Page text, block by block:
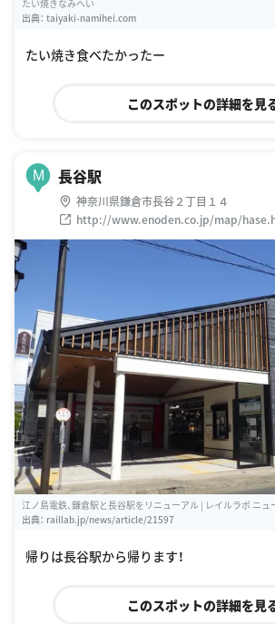
たい焼きなみへい
出典： taiyaki-namihei.com
たい焼き食べたかったー
このスポットの詳細を見
M 長谷駅
神奈川県鎌倉市長谷２丁目１４
http://www.enoden.co.jp/map/
江ノ島電鉄、鎌倉駅と長谷駅をリニューアル | レイルラボ ニュ
出典： raillab.jp/news/article/21597
帰りは長谷駅から帰ります！
このスポットの詳細を見